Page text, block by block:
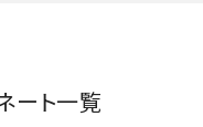
プ・キャミソールシャツ・ブラウス
ート一覧